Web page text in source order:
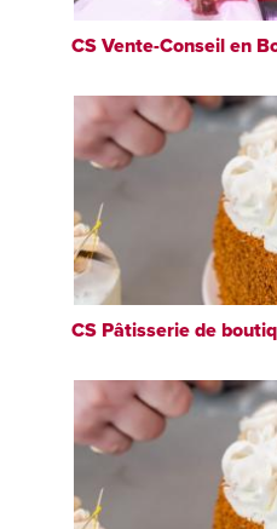
CS Vente-Conseil en
CS Pâtisserie de